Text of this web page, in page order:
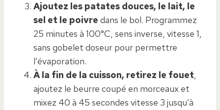
Ajoutez les patates douces, le lait, le
sel et le poivre dans le bol. Programmez
25 minutes à 100°C, sens inverse, vitesse 1,
sans gobelet doseur pour permettre
l’évaporation.
À la fin de la cuisson, retirez le fouet,
ajoutez le beurre coupé en morceaux et
mixez 40 à 45 secondes vitesse 3 jusqu’à